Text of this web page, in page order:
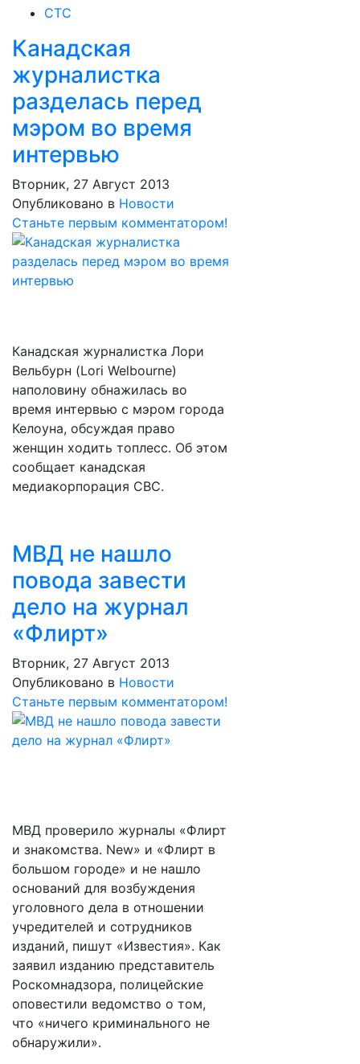
СТС
Канадская
журналистка
разделась перед
мэром во время
интервью
Вторник, 27 Август 2013
Опубликовано в Новости
Станьте первым комментатором!
Канадская журналистка Лори
Вельбурн (Lori Welbourne)
наполовину обнажилась во
время интервью с мэром города
Келоуна, обсуждая право
женщин ходить топлесс. Об этом
сообщает канадская
медиакорпорация CBC.
МВД не нашло
повода завести
дело на журнал
«Флирт»
Вторник, 27 Август 2013
Опубликовано в Новости
Станьте первым комментатором!
МВД проверило журналы «Флирт
и знакомства. New» и «Флирт в
большом городе» и не нашло
оснований для возбуждения
уголовного дела в отношении
учредителей и сотрудников
изданий, пишут «Известия». Как
заявил изданию представитель
Роскомнадзора, полицейские
оповестили ведомство о том,
что «ничего криминального не
обнаружили».